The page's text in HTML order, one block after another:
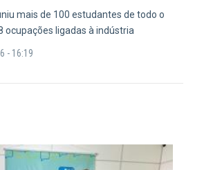
mais de 100 estudantes de todo o
ocupações ligadas à indústria
- 16:19